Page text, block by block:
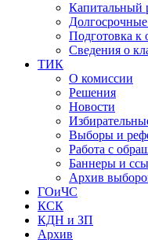
Капитальный
Подготовка к
Сведения о
ТИК
О комиссии
Решения
Новости
Выборы и
Работа с
Баннеры и
Архив
ГОиЧС
КСК
КДН и ЗП
Архив